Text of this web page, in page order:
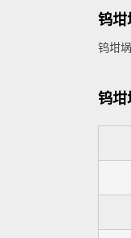
钨坩
钨坩
钨坩